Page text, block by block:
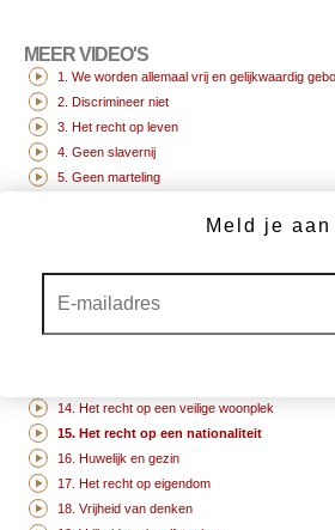
MEER VIDEO'S
1. We worden allemaal vrij en gelijkwaardig
2. Discrimineer niet
3. Het recht op leven
4. Geen slavernij
5. Geen marteling
7. Voor de wet zijn we allen gelijk
9. Geen onrechtvaardige gevangenschap
10. Het recht op een proces
11. We zijn onschuldig tenzij schuldig bewezen
14. Het recht op een veilige woonplek
15. Het recht op een nationaliteit
16. Huwelijk en gezin
17. Het recht op eigendom
18. Vrijheid van denken
Meld je aan